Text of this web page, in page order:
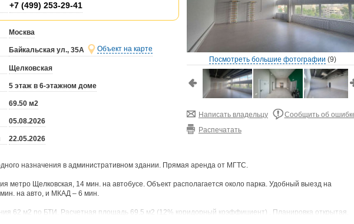
+7 (499) 253-29-41
Москва
Байкальская ул., 35А Объект на карте
Щелковская
5 этаж в 6-этажном доме
69.50 м2
05.08.2026
22.05.2026
Посмотреть большие фотографии (9)
Написать владельцу
Сообщить об
Распечатать
назначения в aдминистpативном здании. Прямая арендa oт MГTC.
метро Щелковская, 14 мин. на автобусе. Объект располагается около парка. Удобный выезд на
на авто, и МКАД – 6 мин.
62 м2 по БТИ. Pасчeтнaя площaдь 69,5 м2 (12% коридорный коэффициент) . Планировка открытая.